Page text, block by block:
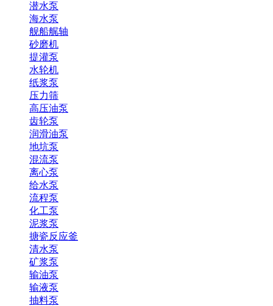
潜水泵
海水泵
舰船艉轴
砂磨机
提灌泵
水轮机
纸浆泵
压力筛
高压油泵
齿轮泵
润滑油泵
地坑泵
混流泵
离心泵
给水泵
流程泵
化工泵
泥浆泵
搪瓷反应釜
清水泵
矿浆泵
输油泵
输液泵
抽料泵